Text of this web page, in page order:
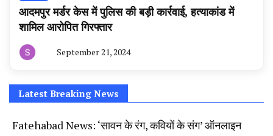
आदमपुर मर्डर केस में पुलिस की बड़ी कार्रवाई, हत्याकांड में
शामिल आरोपित गिरफ्तार
टूडे
September 21, 2024
Latest Breaking News
Fatehabad News: ‘सावन के रंग, कवियों के संग’ ऑनलाइन